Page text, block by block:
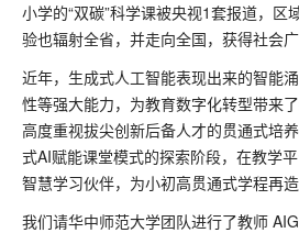
小学的“双碳”科学课被央视1套报道，区
验也辐射全省，并走向全国，获得社会广
近年，生成式人工智能表现出来的智能
性等强大能力，为教育数字化转型带来
高度重视拔尖创新后备人才的贯通式培
式AI赋能课堂模式的探索阶段，在教学
智慧学习伙伴，为小初高贯通式学程再造
我们请华中师范大学团队进行了教师